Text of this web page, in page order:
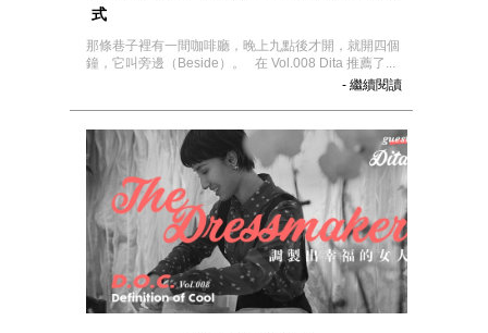
式
那條巷子裡有一間咖啡廳，晚上九點後才開，就開四個
鐘，它叫旁邊（Beside）。 在 Vol.008 Dita 推薦了...
- 繼續閱讀